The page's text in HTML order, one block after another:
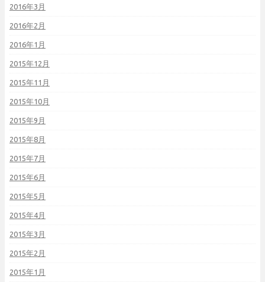
2016年3月
2016年2月
2016年1月
2015年12月
2015年11月
2015年10月
2015年9月
2015年8月
2015年7月
2015年6月
2015年5月
2015年4月
2015年3月
2015年2月
2015年1月